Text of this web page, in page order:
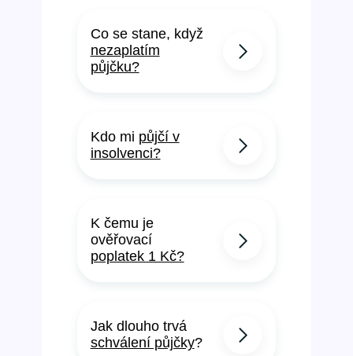
Co se stane, když
nezaplatím
půjčku?
Kdo mi půjčí v
insolvenci?
K čemu je
ověřovací
poplatek 1 Kč?
Jak dlouho trvá
schválení půjčky?